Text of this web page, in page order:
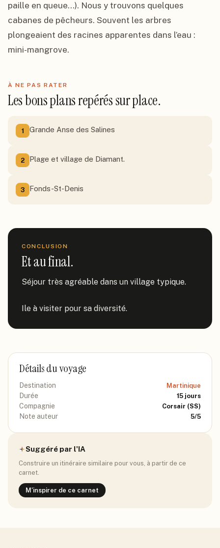
paille en queue...). Nous y trouvons quelques
cabanes de pêcheurs. Souvent les arbres
plongeaient des racines apparentes dans l’eau :
mini-mangrove.
À NE PAS RATER
Les bons plans repérés sur place.
1 Grande Anse des Salines
2 Plage et village de Diamant.
3 Fonds-St-Denis
CONCLUSION
Et au final.
Séjour très agréable dans un village typique.
Ile à visiter pour sa diversité.
Détails du voyage
Destination Martinique
Durée 15 jours
Compagnie Corsair (SS)
Note auteur 5/5
Suggéré par l'IA
Construire un itinéraire similaire pour vous, à partir de ce
carnet.
M'inspirer de ce carnet